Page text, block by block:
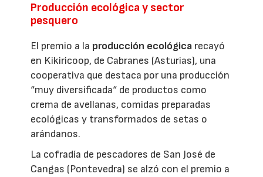
Producción ecológica y sector
pesquero
El premio a la producción ecológica recayó
en Kikiricoop, de Cabranes (Asturias), una
cooperativa que destaca por una producción
“muy diversificada“ de productos como
crema de avellanas, comidas preparadas
ecológicas y transformados de setas o
arándanos.
La cofradía de pescadores de San José de
Cangas (Pontevedra) se alzó con el premio a